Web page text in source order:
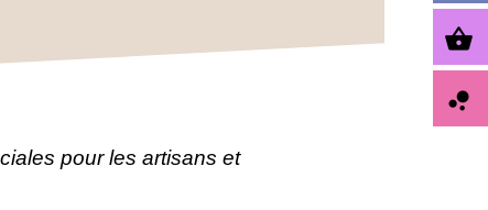
pour les artisans et
shopping_basket
bubble_chart